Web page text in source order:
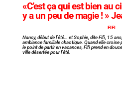
«C’est ça qui est bien au
y a un peu de magie ! »
FIFI
Nancy, début de l’été… et Sophie, dite Fifi, 15
ambiance familiale chaotique. Quand elle croise
le point de partir en vacances, Fifi prend en
ville désertée pour l’été.